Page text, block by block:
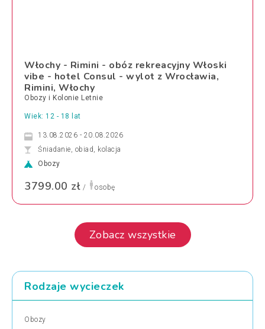
Włochy - Rimini - obóz rekreacyjny Włoski
vibe - hotel Consul - wylot z Wrocławia,
Rimini, Włochy
Obozy i Kolonie Letnie
Wiek: 12 - 18 lat
13.08.2026 - 20.08.2026
Śniadanie, obiad, kolacja
Obozy
3799.00 zł / osobę
Zobacz wszystkie
Rodzaje wycieczek
Obozy